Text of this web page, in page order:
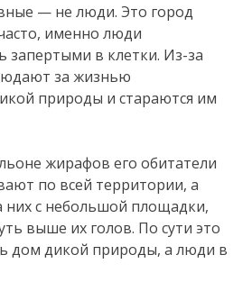
— не люди. Это город
именно люди
запертыми в клетки. Из-за
за жизнью
природы и стараются им
жирафов его обитатели
по всей территории, а
с небольшой площадки,
выше их голов. По сути это
дом дикой природы, а люди в